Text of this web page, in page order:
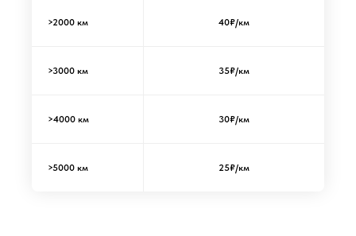
>2000 км 40₽/км
>3000 км 35₽/км
>4000 км 30₽/км
>5000 км 25₽/км